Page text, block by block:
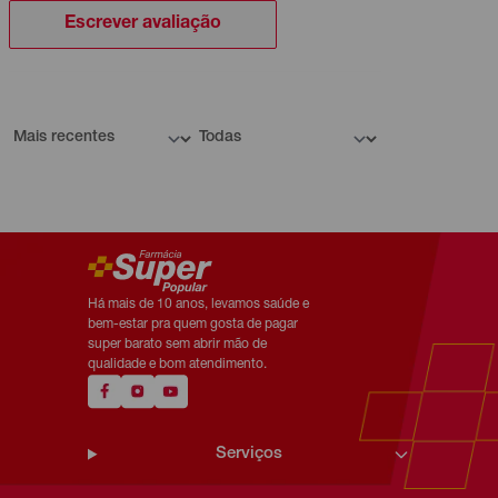
Escrever avaliação
Há mais de 10 anos, levamos saúde e
bem-estar pra quem gosta de pagar
super barato sem abrir mão de
qualidade e bom atendimento.
Serviços